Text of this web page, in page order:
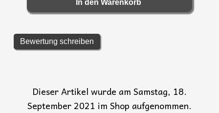
Bewertung schreiben
Dieser Artikel wurde am Samstag, 18.
September 2021 im Shop aufgenommen.